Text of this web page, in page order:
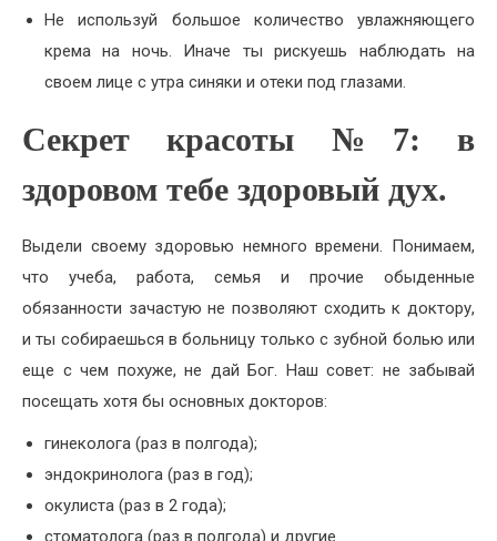
Не используй большое количество увлажняющего
крема на ночь. Иначе ты рискуешь наблюдать на
своем лице с утра синяки и отеки под глазами.
Секрет красоты №7: в
здоровом тебе здоровый дух.
Выдели своему здоровью немного времени. Понимаем,
что учеба, работа, семья и прочие обыденные
обязанности зачастую не позволяют сходить к доктору,
и ты собираешься в больницу только с зубной болью или
еще с чем похуже, не дай Бог. Наш совет: не забывай
посещать хотя бы основных докторов:
гинеколога (раз в полгода);
эндокринолога (раз в год);
окулиста (раз в 2 года);
стоматолога (раз в полгода) и другие.